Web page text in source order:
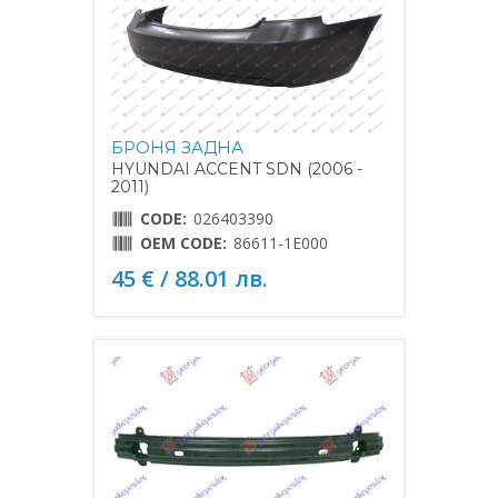
БРОНЯ ЗАДНА
HYUNDAI ACCENT SDN (2006 -
2011)
CODE: 026403390
OEM CODE: 86611-1E000
45 € / 88.01 лв.